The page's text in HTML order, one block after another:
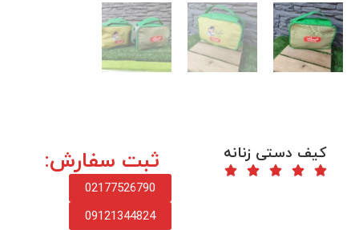
کیف دستی زنانه ثبت سفارش:
02177526790
09121344824